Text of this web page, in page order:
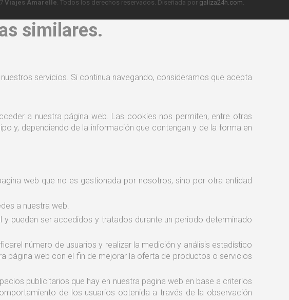
Viajes Amarelle. Todos los derechos reservados. Diseñada por galiza24h.com.
similares.
servicios. Si continua navegando, consideramos que acepta
a nuestra página web. Las cookies nos permiten, entre otras
y, dependiendo de la información que contengan y de la forma en
web que no es gestionada por nosotros, sino por otra entidad
a nuestra web.
pueden ser accedidos y tratados durante un periodo determinado
número de usuarios y realizar la medición y análisis estadístico
página web con el fin de mejorar la oferta de productos o servicios
publicitarios que hay en nuestra pagina web en base a criterios
de los usuarios obtenida a través de la observación